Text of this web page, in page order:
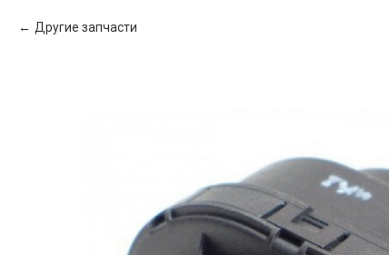
Другие запчасти